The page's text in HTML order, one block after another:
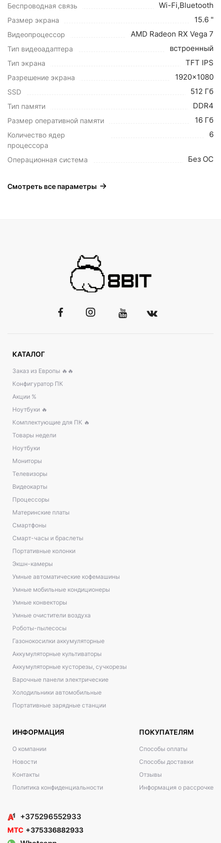
Беспроводная связь Wi-Fi,Bluetooth
Размер экрана 15.6 "
Видеопроцессор AMD Radeon RX Vega 7
Тип видеоадаптера встроенный
Тип экрана TFT IPS
Разрешение экрана 1920x1080
SSD 512 Гб
Тип памяти DDR4
Размер оперативной памяти 16 Гб
Количество ядер
процессора
6
Операционная система Без ОС
Смотреть все параметры
КАТАЛОГ
Заказ из Европы 🔥🔥
Конфигуратор ПК
Акции %
Ноутбуки 🔥
Комплектующие для ПК 🔥
Товары недели
Ноутбуки
Мониторы
Телевизоры
Видеокарты
Процессоры
Материнские платы
Смартфоны
Смарт-часы и браслеты
Портативные колонки
Экшн-камеры
Умные автоматические кофемашины
Умные мобильные кондиционеры
Умные конвекторы
Умные очистители воздуха
Роботы-пылесосы
Газонокосилки аккумуляторные
Аккумуляторные культиваторы
Аккумуляторные кусторезы, сучкорезы
Варочные панели электрические
Холодильники автомобильные
Портативные зарядные станции
ИНФОРМАЦИЯ
О компании
Новости
Контакты
Политика конфиденциальности
ПОКУПАТЕЛЯМ
Способы оплаты
Способы доставки
Отзывы
Информация о рассрочке
+375296552933
МТС +375336882933